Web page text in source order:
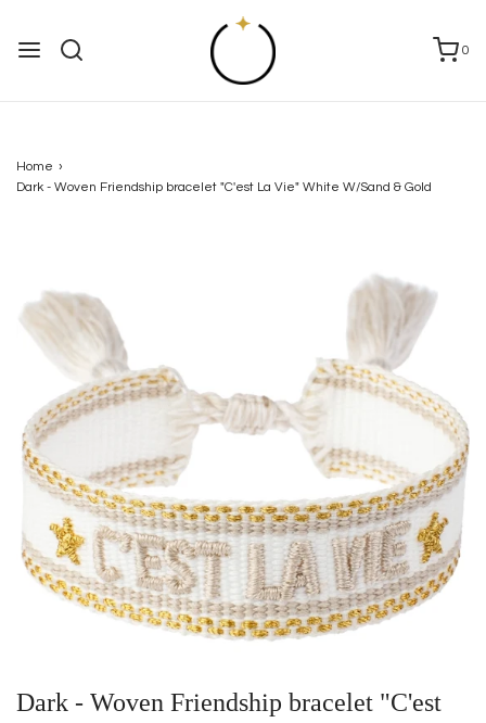
0
Home ›
Dark - Woven Friendship bracelet "C'est La Vie" White W/Sand & Gold
Dark - Woven Friendship bracelet "C'est